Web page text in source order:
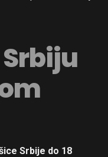
Srbije do 18